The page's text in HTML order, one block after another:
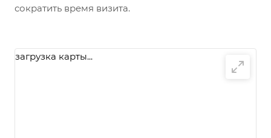
сократить время визита.
загрузка карты...